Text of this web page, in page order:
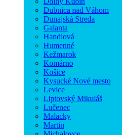
Dubnica nad Váhom
Dunajská Streda
Galanta
Handlová
Humenné
Kežmarok
Komárno
Košice
Kysucké Nové mesto
Levice
Liptovský Mikuláš
Lučenec
Malacky
Martin